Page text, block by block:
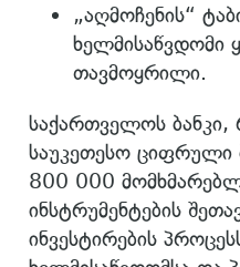
„აღმოჩენის“
ხელმისაწვდომი
თავმოყრილი.
საქართველოს
საუკეთესო ციფრული
800 000
ინსტრუმენტების
ინვესტირების